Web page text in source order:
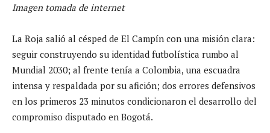
Imagen tomada de internet
La Roja salió al césped de El Campín con una misión clara:
seguir construyendo su identidad futbolística rumbo al
Mundial 2030; al frente tenía a Colombia, una escuadra
intensa y respaldada por su afición; dos errores defensivos
en los primeros 23 minutos condicionaron el desarrollo del
compromiso disputado en Bogotá.